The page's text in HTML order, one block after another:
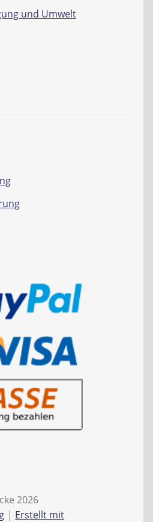
und Umwelt
2026
Erstellt mit